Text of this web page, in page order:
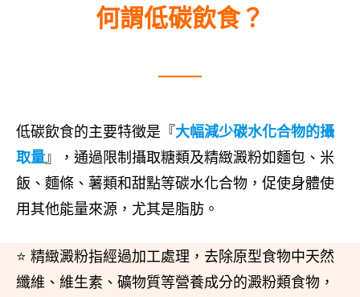
何謂低碳飲食？
低碳飲食的主要特徵是『大幅減少碳水化合物的攝
取量』，通過限制攝取糖類及精緻澱粉如麵包、米
飯、麵條、薯類和甜點等碳水化合物，促使身體使
用其他能量來源，尤其是脂肪。
⭐ 精緻澱粉指經過加工處理，去除原型食物中天然
纖維、維生素、礦物質等營養成分的澱粉類食物，